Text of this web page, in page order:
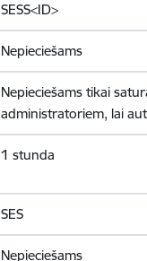
SESS<ID>
Nepieciešams
Nepieciešams tikai
administratoriem, lai
1 stunda
SES
Nepieciešams